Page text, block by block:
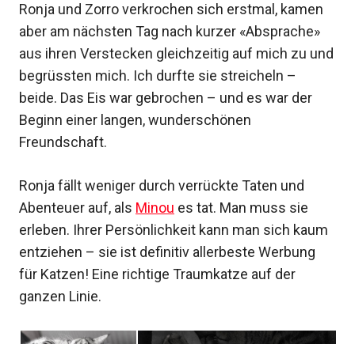
Ronja und Zorro verkrochen sich erstmal, kamen
aber am nächsten Tag nach kurzer «Absprache»
aus ihren Verstecken gleichzeitig auf mich zu und
begrüssten mich. Ich durfte sie streicheln –
beide. Das Eis war gebrochen – und es war der
Beginn einer langen, wunderschönen
Freundschaft.
Ronja fällt weniger durch verrückte Taten und
Abenteuer auf, als Minou es tat. Man muss sie
erleben. Ihrer Persönlichkeit kann man sich kaum
entziehen – sie ist definitiv allerbeste Werbung
für Katzen! Eine richtige Traumkatze auf der
ganzen Linie.